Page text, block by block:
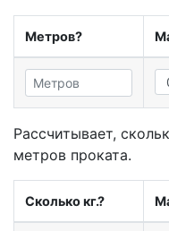
Метров?
Рассчитывает,
метров проката.
Сколько кг.?